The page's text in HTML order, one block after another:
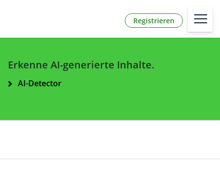
Registrieren
Erkenne AI-generierte Inhalte.
AI-Detector